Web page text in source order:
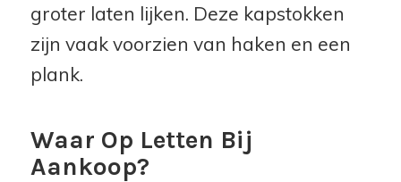
groter laten lijken. Deze kapstokken
zijn vaak voorzien van haken en een
plank.
Waar Op Letten Bij
Aankoop?